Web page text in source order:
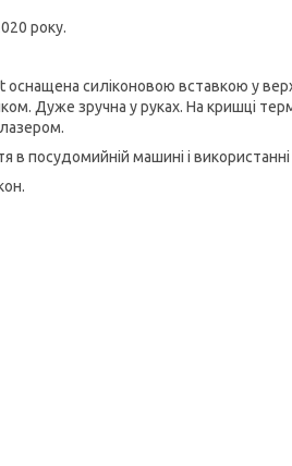
року.
силіконовою вставкою у
Дуже зручна у руках. На кришці
в посудомийній машині і